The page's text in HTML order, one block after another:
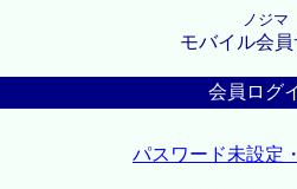
ノジマ
モバイル会員
会員ログ
パスワード未設定